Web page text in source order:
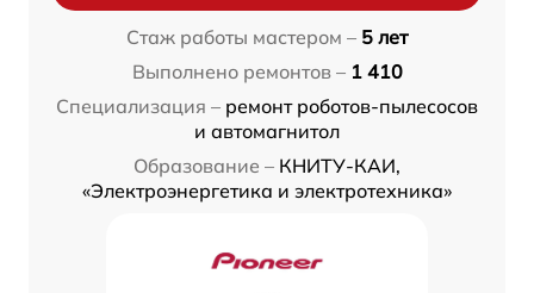
Стаж работы мастером – 5 лет
Выполнено ремонтов – 1 410
Специализация – ремонт роботов-пылесосов
и автомагнитол
Образование – КНИТУ-КАИ,
«Электроэнергетика и электротехника»